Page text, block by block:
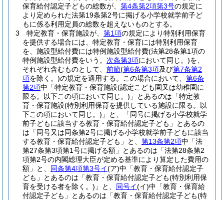
保育給付認定子どもの総数が、 第4条第2項第3号の規定に
より定められた法第19条第2号に掲げる小学校就学前子ど
もに係る利用定員の総数を超えないものとする。
3
特定教育・保育施設が、 第1項の規定により特別利用保育
を提供する場合には、特定教育・保育には特別利用保育
を、施設型給付費には特例施設型給付費(法第28条第1項の
特例施設型給付費をいう。 次条第3項において同じ。)を、
それぞれ含むものとして、 前節(第6条第3項及び第7条第2
項を除く。)の規定を適用する。 この場合において、 第6条
第2項中「特定教育・保育施設(認定こども園又は幼稚園に
限る。以下この項において同じ。) 」とあるのは「特定教
育・保育施設(特別利用保育を提供している施設に限る。以
下この項において同じ。) 」と、「同号に掲げる小学校就学
前子どもに該当する教育・保育給付認定子ども」とあるの
は「同号又は同条第2号に掲げる小学校就学前子どもに該当
する教育・保育給付認定子ども」と、 第13条第2項中「法
第27条第3項第1号に掲げる額」とあるのは「法第28条第2
項第2号の内閣総理大臣が定める基準により算定した費用の
額」と、 同条第4項第3号イ(ア)中「教育・保育給付認定子
ども」とあるのは「教育・保育給付認定子ども(特別利用保
育を受ける者を除く。) 」と、 同号イ(イ)中「教育・保育給
付認定子ども」とあるのは「教育・保育給付認定子ども(特